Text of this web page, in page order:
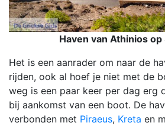
Haven van Athinios
Het is een aanrader om naar de
rijden, ook al hoef je niet met de
weg is een paar keer per dag erg
bij aankomst van een boot. De
verbonden met Piraeus, Kreta en